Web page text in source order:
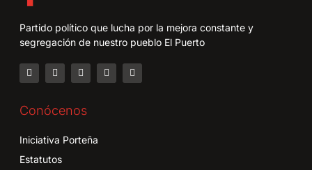
Partido político que lucha por la mejora constante y
segregación de nuestro pueblo El Puerto
Conócenos
Iniciativa Porteña
Estatutos